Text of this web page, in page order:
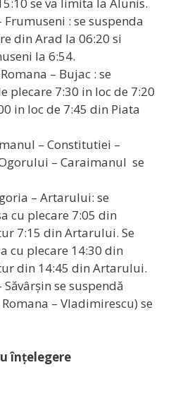
: se suspenda
din Arad la 06:20 si
la 6:54.
– Bujac : se
plecare 7:30 in loc de 7:20
in loc de 7:45 din Piata
– Constitutiei –
– Caraimanul se
– Artarului: se
cu plecare 7:05 din
7:15 din Artarului. Se
cu plecare 14:30 din
din 14:45 din Artarului.
se suspendă
– Vladimirescu) se
înţelegere